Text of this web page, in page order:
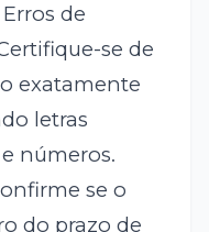
Erros de
se de
exatamente
letras
números.
se o
do prazo de